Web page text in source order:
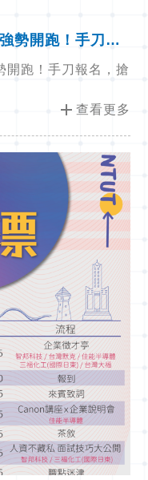
勢開跑！手刀報
跑！手刀報名，搶
add 查看更多